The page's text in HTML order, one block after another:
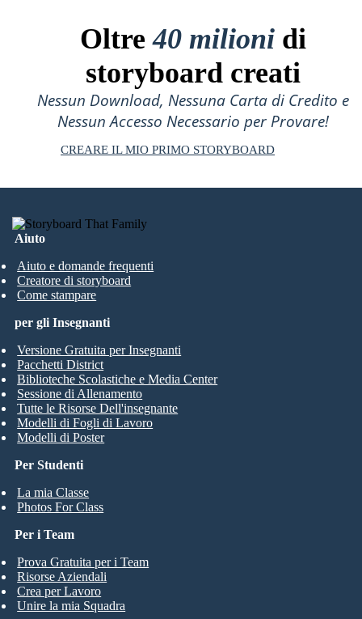
Oltre40 milioni di
storyboard creati
Nessun Download, Nessuna Carta di Credito e
Nessun Accesso Necessario per Provare!
CREARE IL MIO PRIMO STORYBOARD
Aiuto
Aiuto e domande frequenti
Creatore di storyboard
Come stampare
Per Studenti
La mia Classe
Photos For Class
per gli Insegnanti
Versione Gratuita per Insegnanti
Pacchetti District
Biblioteche Scolastiche e Media Center
Sessione di Allenamento
Tutte le Risorse Dell'insegnante
Modelli di Fogli di Lavoro
Modelli di Poster
Per i Team
Prova Gratuita per i Team
Risorse Aziendali
Crea per Lavoro
Unire la mia Squadra